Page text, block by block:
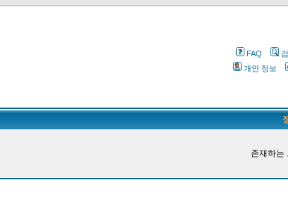
FAQ
개인 정보
존재하는